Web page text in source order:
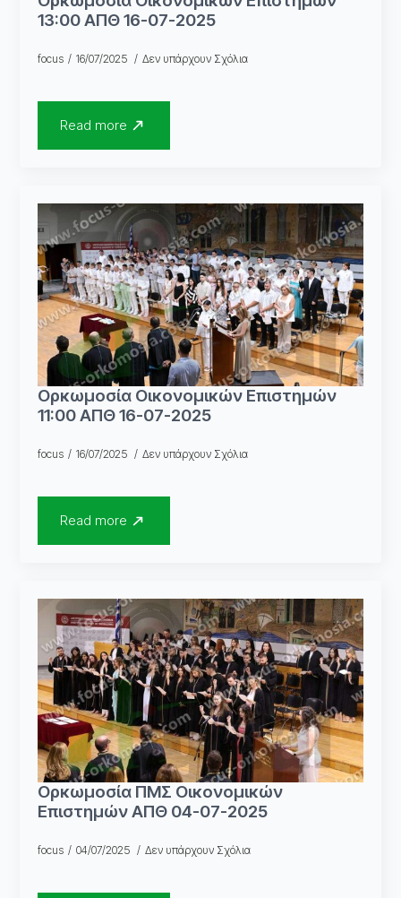
13:00 ΑΠΘ 16-07-2025
focus 16/07/2025 Δεν υπάρχουν Σχόλια
Read more
Ορκωμοσία Οικονομικών Επιστημών
11:00 ΑΠΘ 16-07-2025
focus 16/07/2025 Δεν υπάρχουν Σχόλια
Read more
Ορκωμοσία ΠΜΣ Οικονομικών
Επιστημών ΑΠΘ 04-07-2025
focus 04/07/2025 Δεν υπάρχουν Σχόλια